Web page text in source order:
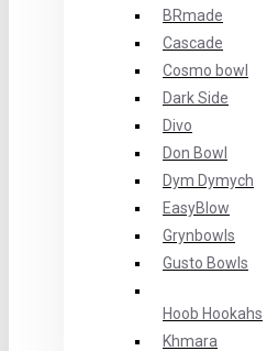
BRmade
Cascade
Cosmo bowl
Dark Side
Divo
Don Bowl
Dym Dymych
EasyBlow
Grynbowls
Gusto Bowls
Hoob Hookahs
Khmara